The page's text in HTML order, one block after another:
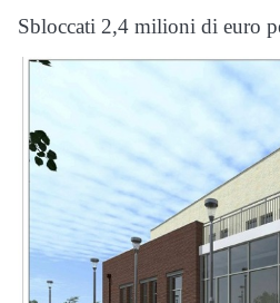
Sbloccati 2,4 milioni di euro